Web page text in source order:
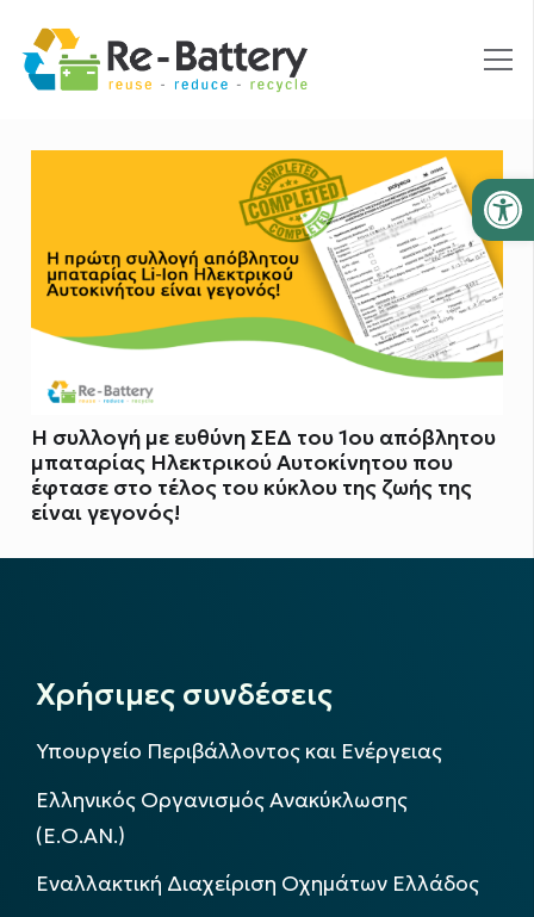
Η συλλογή με ευθύνη ΣΕΔ του 1ου απόβλητου
μπαταρίας Ηλεκτρικού Αυτοκίνητου που
έφτασε στο τέλος του κύκλου της ζωής της
είναι γεγονός!
Χρήσιμες συνδέσεις
Υπουργείο Περιβάλλοντος και Ενέργειας
Ελληνικός Οργανισμός Ανακύκλωσης
(Ε.Ο.ΑΝ.)
Εναλλακτική Διαχείριση Οχημάτων Ελλάδος